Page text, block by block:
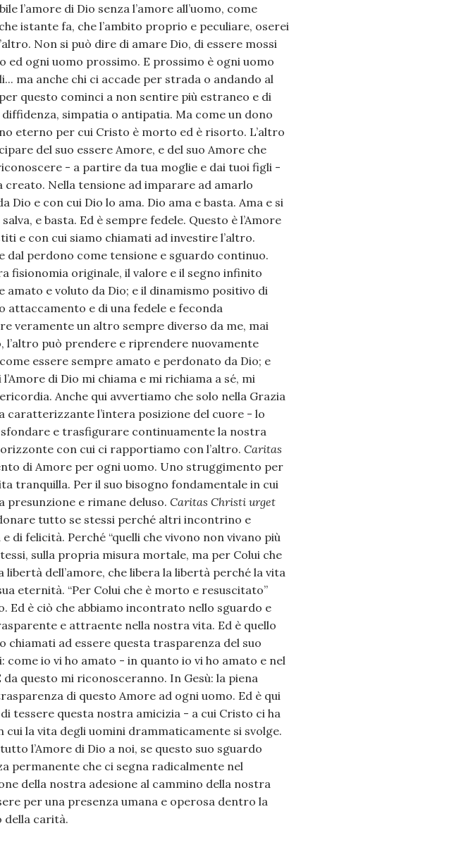
l’amore di Dio senza l’amore all’uomo, come
istante fa, che l’ambito proprio e peculiare, oserei
Non si può dire di amare Dio, di essere mossi
ed ogni uomo prossimo. E prossimo è ogni uomo
ma anche chi ci accade per strada o andando al
questo cominci a non sentire più estraneo e di
simpatia o antipatia. Ma come un dono
eterno per cui Cristo è morto ed è risorto. L’altro
del suo essere Amore, e del suo Amore che
- a partire da tua moglie e dai tuoi figli -
creato. Nella tensione ad imparare ad amarlo
e con cui Dio lo ama. Dio ama e basta. Ama e si
e basta. Ed è sempre fedele. Questo è l’Amore
e con cui siamo chiamati ad investire l’altro.
perdono come tensione e sguardo continuo.
fisionomia originale, il valore e il segno infinito
e voluto da Dio; e il dinamismo positivo di
attaccamento e di una fedele e feconda
veramente un altro sempre diverso da me, mai
l’altro può prendere e riprendere nuovamente
essere sempre amato e perdonato da Dio; e
di Dio mi chiama e mi richiama a sé, mi
Anche qui avvertiamo che solo nella Grazia
caratterizzante l’intera posizione del cuore - lo
e trasfigurare continuamente la nostra
con cui ci rapportiamo con l’altro. Caritas
di Amore per ogni uomo. Uno struggimento per
tranquilla. Per il suo bisogno fondamentale in cui
presunzione e rimane deluso. Caritas Christi urget
tutto se stessi perché altri incontrino e
di felicità. Perché “quelli che vivono non vivano più
sulla propria misura mortale, ma per Colui che
dell’amore, che libera la libertà perché la vita
eternità. “Per Colui che è morto e resuscitato”
Ed è ciò che abbiamo incontrato nello sguardo e
e attraente nella nostra vita. Ed è quello
chiamati ad essere questa trasparenza del suo
io vi ho amato - in quanto io vi ho amato e nel
questo mi riconosceranno. In Gesù: la piena
di questo Amore ad ogni uomo. Ed è qui
tessere questa nostra amicizia - a cui Cristo ci ha
la vita degli uomini drammaticamente si svolge.
l’Amore di Dio a noi, se questo suo sguardo
permanente che ci segna radicalmente nel
della nostra adesione al cammino della nostra
per una presenza umana e operosa dentro la
della carità.